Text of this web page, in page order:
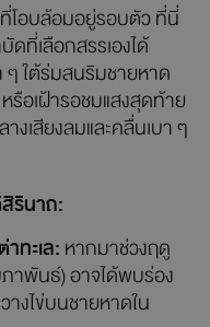
“อุทยานแห่งชาติสิริ
ทางฝั่งตะวันตกเฉียง
อาทิ หาดในทอน หาด
หาดลายัน ภายใน
ายขาวสะอาด แนว
ของเต่าทะเล จั๊กจั่น
ชนิด
อบล้อมอยู่รอบตัว ที่นี่
ดที่เลือกสรรเองได้
ๆ ใต้ร่มสนริมชายหาด
รือเฝ้ารอชมแสงสุดท้าย